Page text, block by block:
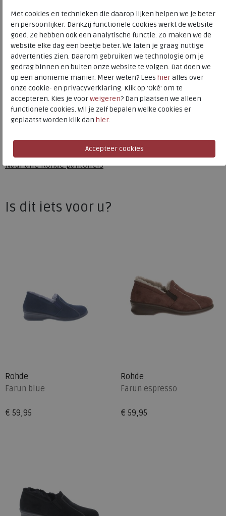
Rohde
Toon alles vanRohde
Naar alleRohde pantoffels
Materiaal
Stof
Wijdtemaat
g
Uitneembaar voetbed
nee
Hakhoogte
1.50 cm
Is dit iets voor u?
Rohde
Farun blue
€ 59,95
Rohde
Farun espresso
€ 59,95
Met cookies en technieken die daarop lijken helpen we je beter
en persoonlijker. Dankzij functionele cookies werkt de website
goed. Ze hebben ook een analytische functie. Zo maken we de
website elke dag een beetje beter. We laten je graag nuttige
advertenties zien. Daarom gebruiken we technologie om je
gedrag binnen en buiten onze website te volgen. Dat doen we
op een anonieme manier. Meer weten? Lees hieralles over
onze cookie- en privacyverklaring. Klik op 'Oké' om te
accepteren. Kies je voorweigeren? Dan plaatsen we alleen
functionele cookies. Wil je zelf bepalen welke cookies er
geplaatst worden klik dan hier.